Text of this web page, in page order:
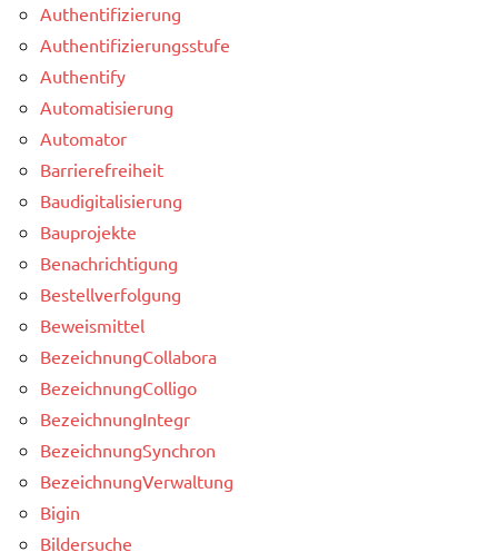
Authentifizierung
Authentifizierungsstufe
Authentify
Automatisierung
Automator
Barrierefreiheit
Baudigitalisierung
Bauprojekte
Benachrichtigung
Bestellverfolgung
Beweismittel
BezeichnungCollabora
BezeichnungColligo
BezeichnungIntegr
BezeichnungSynchron
BezeichnungVerwaltung
Bigin
Bildersuche